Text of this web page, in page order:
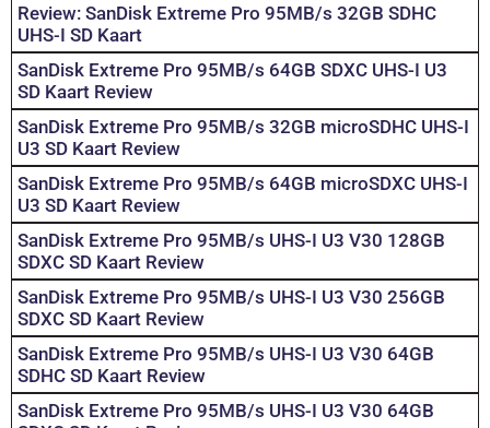
Review: SanDisk Extreme Pro 95MB/s 32GB SDHC
UHS-I SD Kaart
SanDisk Extreme Pro 95MB/s 64GB SDXC UHS-I U3
SD Kaart Review
SanDisk Extreme Pro 95MB/s 32GB microSDHC UHS-I
U3 SD Kaart Review
SanDisk Extreme Pro 95MB/s 64GB microSDXC UHS-I
U3 SD Kaart Review
SanDisk Extreme Pro 95MB/s UHS-I U3 V30 128GB
SDXC SD Kaart Review
SanDisk Extreme Pro 95MB/s UHS-I U3 V30 256GB
SDXC SD Kaart Review
SanDisk Extreme Pro 95MB/s UHS-I U3 V30 64GB
SDHC SD Kaart Review
SanDisk Extreme Pro 95MB/s UHS-I U3 V30 64GB